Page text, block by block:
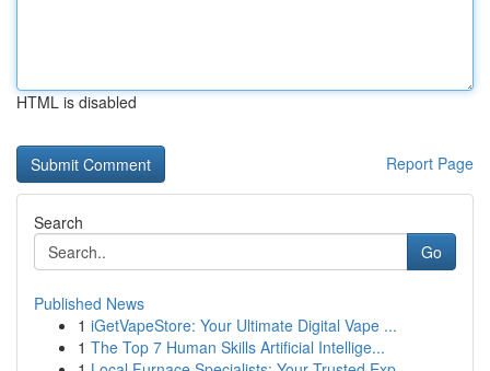
HTML is disabled
Report Page
Search
Go
Published News
1 iGetVapeStore: Your Ultimate Digital Vape ...
1 The Top 7 Human Skills Artificial Intellige...